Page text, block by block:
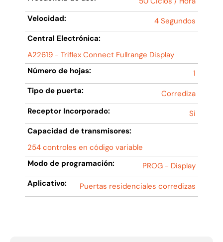
Velocidad:
4 Segundos
Central Electrónica:
A22619 - Triflex Connect Fullrange Display
Número de hojas:
1
Tipo de puerta:
Corrediza
Receptor Incorporado:
Si
Capacidad de transmisores:
254 controles en código variable
Modo de programación:
PROG - Display
Aplicativo:
Puertas residenciales corredizas